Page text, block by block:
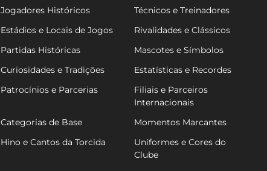
Jogadores Históricos
Técnicos e Treinadores
Estádios e Locais de Jogos
Rivalidades e Clássicos
Partidas Históricas
Mascotes e Símbolos
Curiosidades e Tradições
Estatísticas e Recordes
Patrocínios e Parcerias
Filiais e Parceiros
Internacionais
Categorias de Base
Momentos Marcantes
Hino e Cantos da Torcida
Uniformes e Cores do
Clube